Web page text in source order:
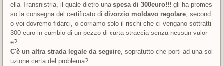
ella Transnistria, il quale dietro unaspesa di 300euro!!! gli ha promes
so la consegna del certificato di divorzio moldavo regolare, second
o voi dovremo fidarci, o corriamo solo il rischi che ci vengano sottratti
300 euro in cambio di un pezzo di carta straccia senza nessun valor
e?
C'è un altra strada legale da seguire, sopratutto che porti ad una sol
uzione certa del problema?